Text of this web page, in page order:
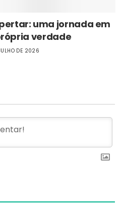
uma jornada em
verdade
DE 2026